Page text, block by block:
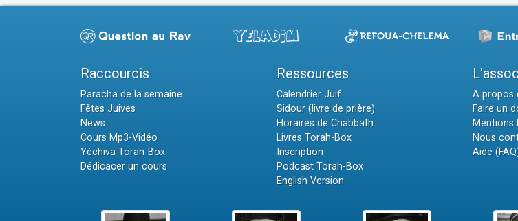
Raccourcis
Paracha de la semaine
Fêtes Juives
News
Cours Mp3-Vidéo
Yéchiva Torah-Box
Dédicacer un cours
Ressources
Calendrier Juif
Sidour (livre de prière)
Horaires de Chabbath
Livres Torah-Box
Inscription
Podcast Torah-Box
English Version
A propos
Faire un
Mentions
Nous
Aide